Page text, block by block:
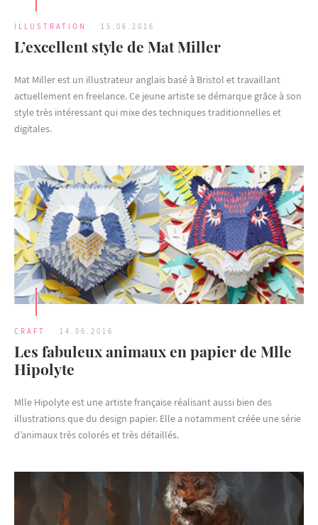
ILLUSTRATION 15.06.2016
L’excellent style de Mat Miller
Mat Miller est un illustrateur anglais basé à Bristol et travaillant
actuellement en freelance. Ce jeune artiste se démarque grâce à son
style très intéressant qui mixe des techniques traditionnelles et
digitales.
CRAFT 14.06.2016
Les fabuleux animaux en papier de Mlle
Hipolyte
Mlle Hipolyte est une artiste française réalisant aussi bien des
illustrations que du design papier. Elle a notamment créée une série
d’animaux très colorés et très détaillés.